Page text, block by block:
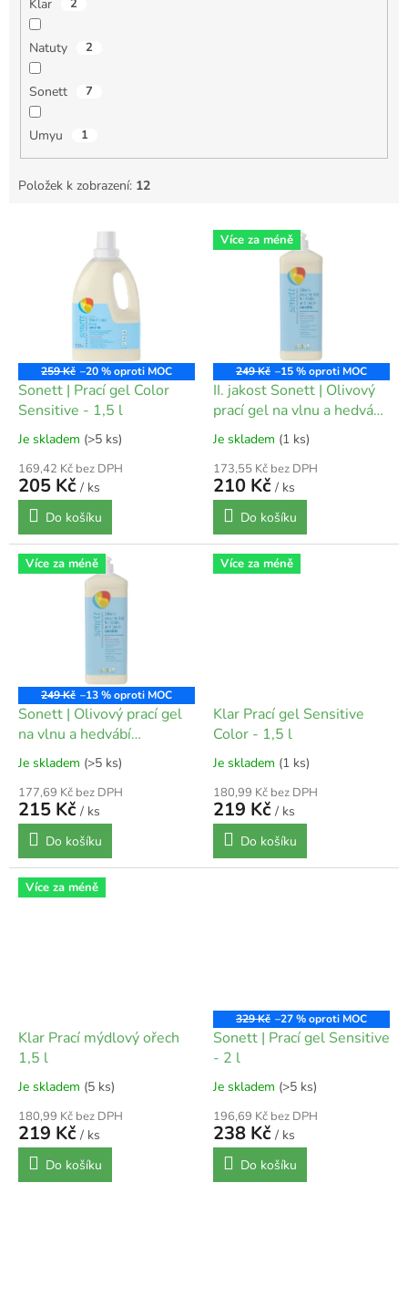
Klar 2
Natuty 2
Sonett 7
Umyu 1
Položek k zobrazení: 12
259 Kč –20 %
Sonett | Prací gel Color
Sensitive - 1,5 l
Je skladem (>5 ks)
169,42 Kč bez DPH
205 Kč / ks
Do košíku
Více za méně
249 Kč –15 %
II. jakost Sonett | Olivový
prací gel na vlnu a hedvábí
Sensitive - 1 l
Je skladem (1 ks)
173,55 Kč bez DPH
210 Kč / ks
Do košíku
Více za méně
249 Kč –13 %
Sonett | Olivový prací gel
na vlnu a hedvábí
Sensitive - 1 l
Je skladem (>5 ks)
177,69 Kč bez DPH
215 Kč / ks
Do košíku
Více za méně
Klar Prací gel Sensitive
Color - 1,5 l
Je skladem (1 ks)
180,99 Kč bez DPH
219 Kč / ks
Do košíku
Více za méně
Klar Prací mýdlový ořech
1,5 l
Je skladem (5 ks)
180,99 Kč bez DPH
219 Kč / ks
Do košíku
329 Kč –27 %
Sonett | Prací gel Sensitive
- 2 l
Je skladem (>5 ks)
196,69 Kč bez DPH
238 Kč / ks
Do košíku